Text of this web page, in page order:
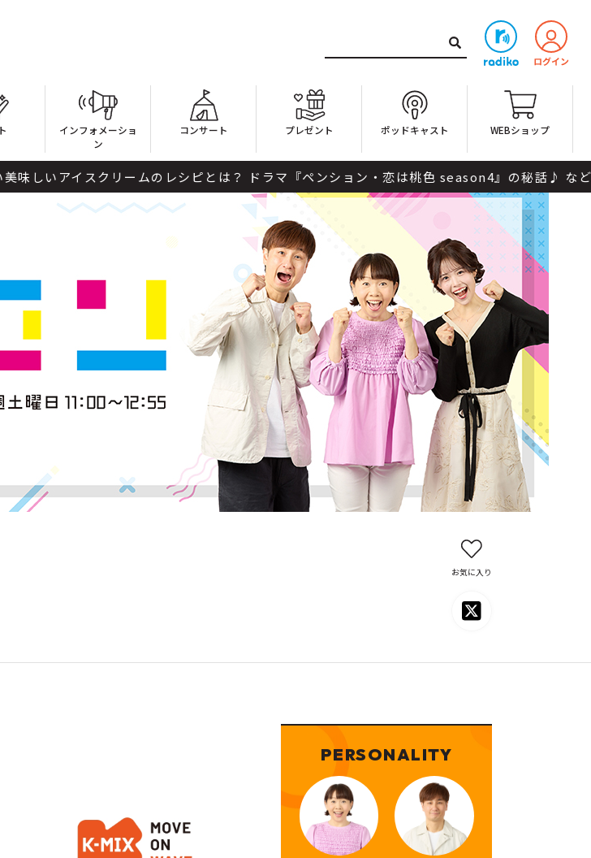
インフォメーショ
ン
コンサート プレゼント ポッドキャスト WEBショップ
クリームのレシピとは？ ドラマ『ペンション・恋は桃色 season4』の秘話♪ などなど・・
お気に入り
PERSONALITY